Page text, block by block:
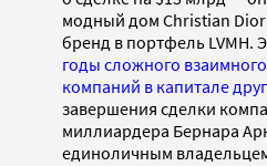
модный дом Christian
бренд в портфель LVMH.
годы сложного взаимного
компаний в капитале
завершения сделки
миллиардера Бернара
единоличным